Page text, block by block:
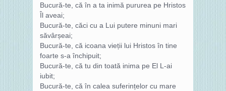
Bucură-te, că în a ta inimă pururea pe Hristos
Îl aveai;
Bucură-te, căci cu a Lui putere minuni mari
săvârșeai;
Bucură-te, că icoana vieții lui Hristos în tine
foarte s-a închipuit;
Bucură-te, că tu din toată inima pe El L-ai
iubit;
Bucură-te, că în calea suferințelor cu mare